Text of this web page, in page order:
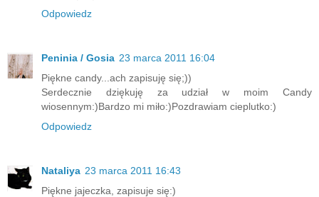
Odpowiedz
Peninia / Gosia 23 marca 2011 16:04
Piękne candy...ach zapisuję się;))
Serdecznie dziękuję za udział w moim Candy
wiosennym:)Bardzo mi miło:)Pozdrawiam cieplutko:)
Odpowiedz
Nataliya 23 marca 2011 16:43
Piękne jajeczka, zapisuje się:)